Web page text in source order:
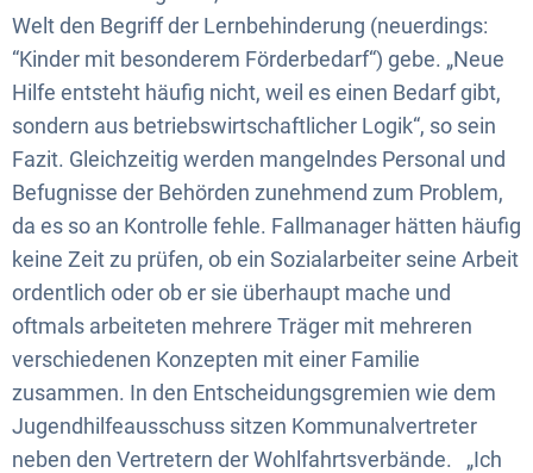
Welt den Begriff der Lernbehinderung (neuerdings:
“Kinder mit besonderem Förderbedarf“) gebe. „Neue
Hilfe entsteht häufig nicht, weil es einen Bedarf gibt,
sondern aus betriebswirtschaftlicher Logik“, so sein
Fazit. Gleichzeitig werden mangelndes Personal und
Befugnisse der Behörden zunehmend zum Problem,
da es so an Kontrolle fehle. Fallmanager hätten häufig
keine Zeit zu prüfen, ob ein Sozialarbeiter seine Arbeit
ordentlich oder ob er sie überhaupt mache und
oftmals arbeiteten mehrere Träger mit mehreren
verschiedenen Konzepten mit einer Familie
zusammen. In den Entscheidungsgremien wie dem
Jugendhilfeausschuss sitzen Kommunalvertreter
neben den Vertretern der Wohlfahrtsverbände. „Ich